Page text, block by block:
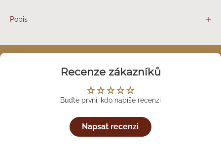
Popis
Recenze zákazníků
Buďte první, kdo napíše recenzi
Napsat recenzi